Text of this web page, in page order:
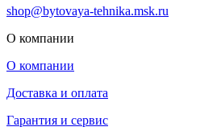
shop@bytovaya-tehnika.msk.ru
О компании
О компании
Доставка и оплата
Гарантия и сервис